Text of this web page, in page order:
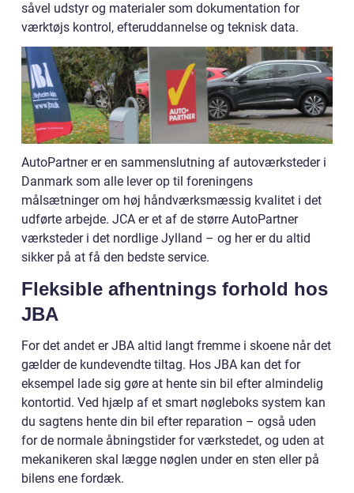
såvel udstyr og materialer som dokumentation for
værktøjs kontrol, efteruddannelse og teknisk data.
AutoPartner er en sammenslutning af autoværksteder i
Danmark som alle lever op til foreningens
målsætninger om høj håndværksmæssig kvalitet i det
udførte arbejde. JCA er et af de større AutoPartner
værksteder i det nordlige Jylland – og her er du altid
sikker på at få den bedste service.
Fleksible afhentnings forhold hos
JBA
For det andet er JBA altid langt fremme i skoene når det
gælder de kundevendte tiltag. Hos JBA kan det for
eksempel lade sig gøre at hente sin bil efter almindelig
kontortid. Ved hjælp af et smart nøgleboks system kan
du sagtens hente din bil efter reparation – også uden
for de normale åbningstider for værkstedet, og uden at
mekanikeren skal lægge nøglen under en sten eller på
bilens ene fordæk.